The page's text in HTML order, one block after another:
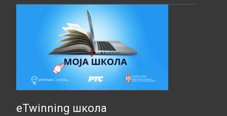
eTwinning школа